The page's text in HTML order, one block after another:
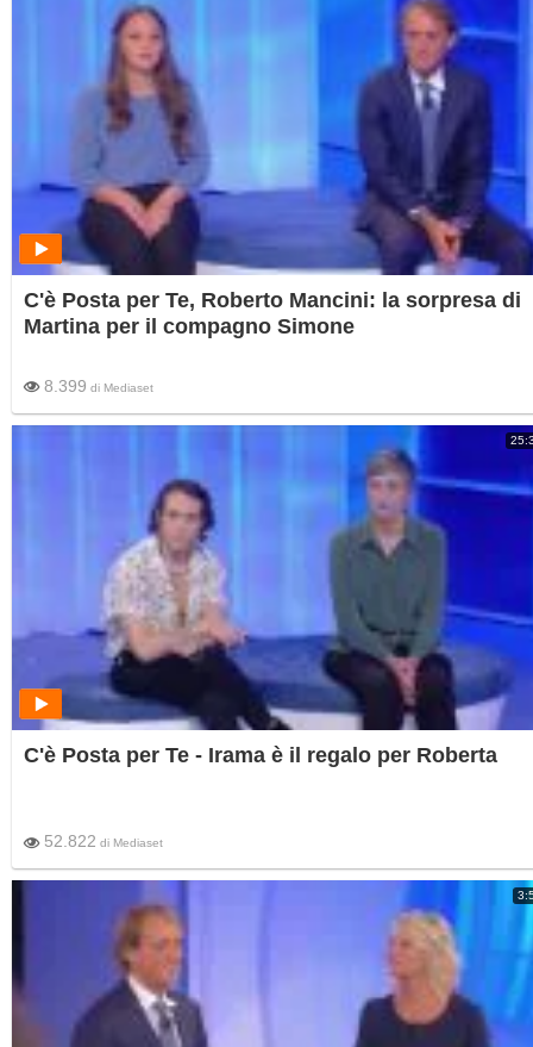
C'è Posta per Te, Roberto Mancini: la sorpresa di
Martina per il compagno Simone
8.399 di Mediaset
C'è Posta per Te - Irama è il regalo per Roberta
52.822 di Mediaset